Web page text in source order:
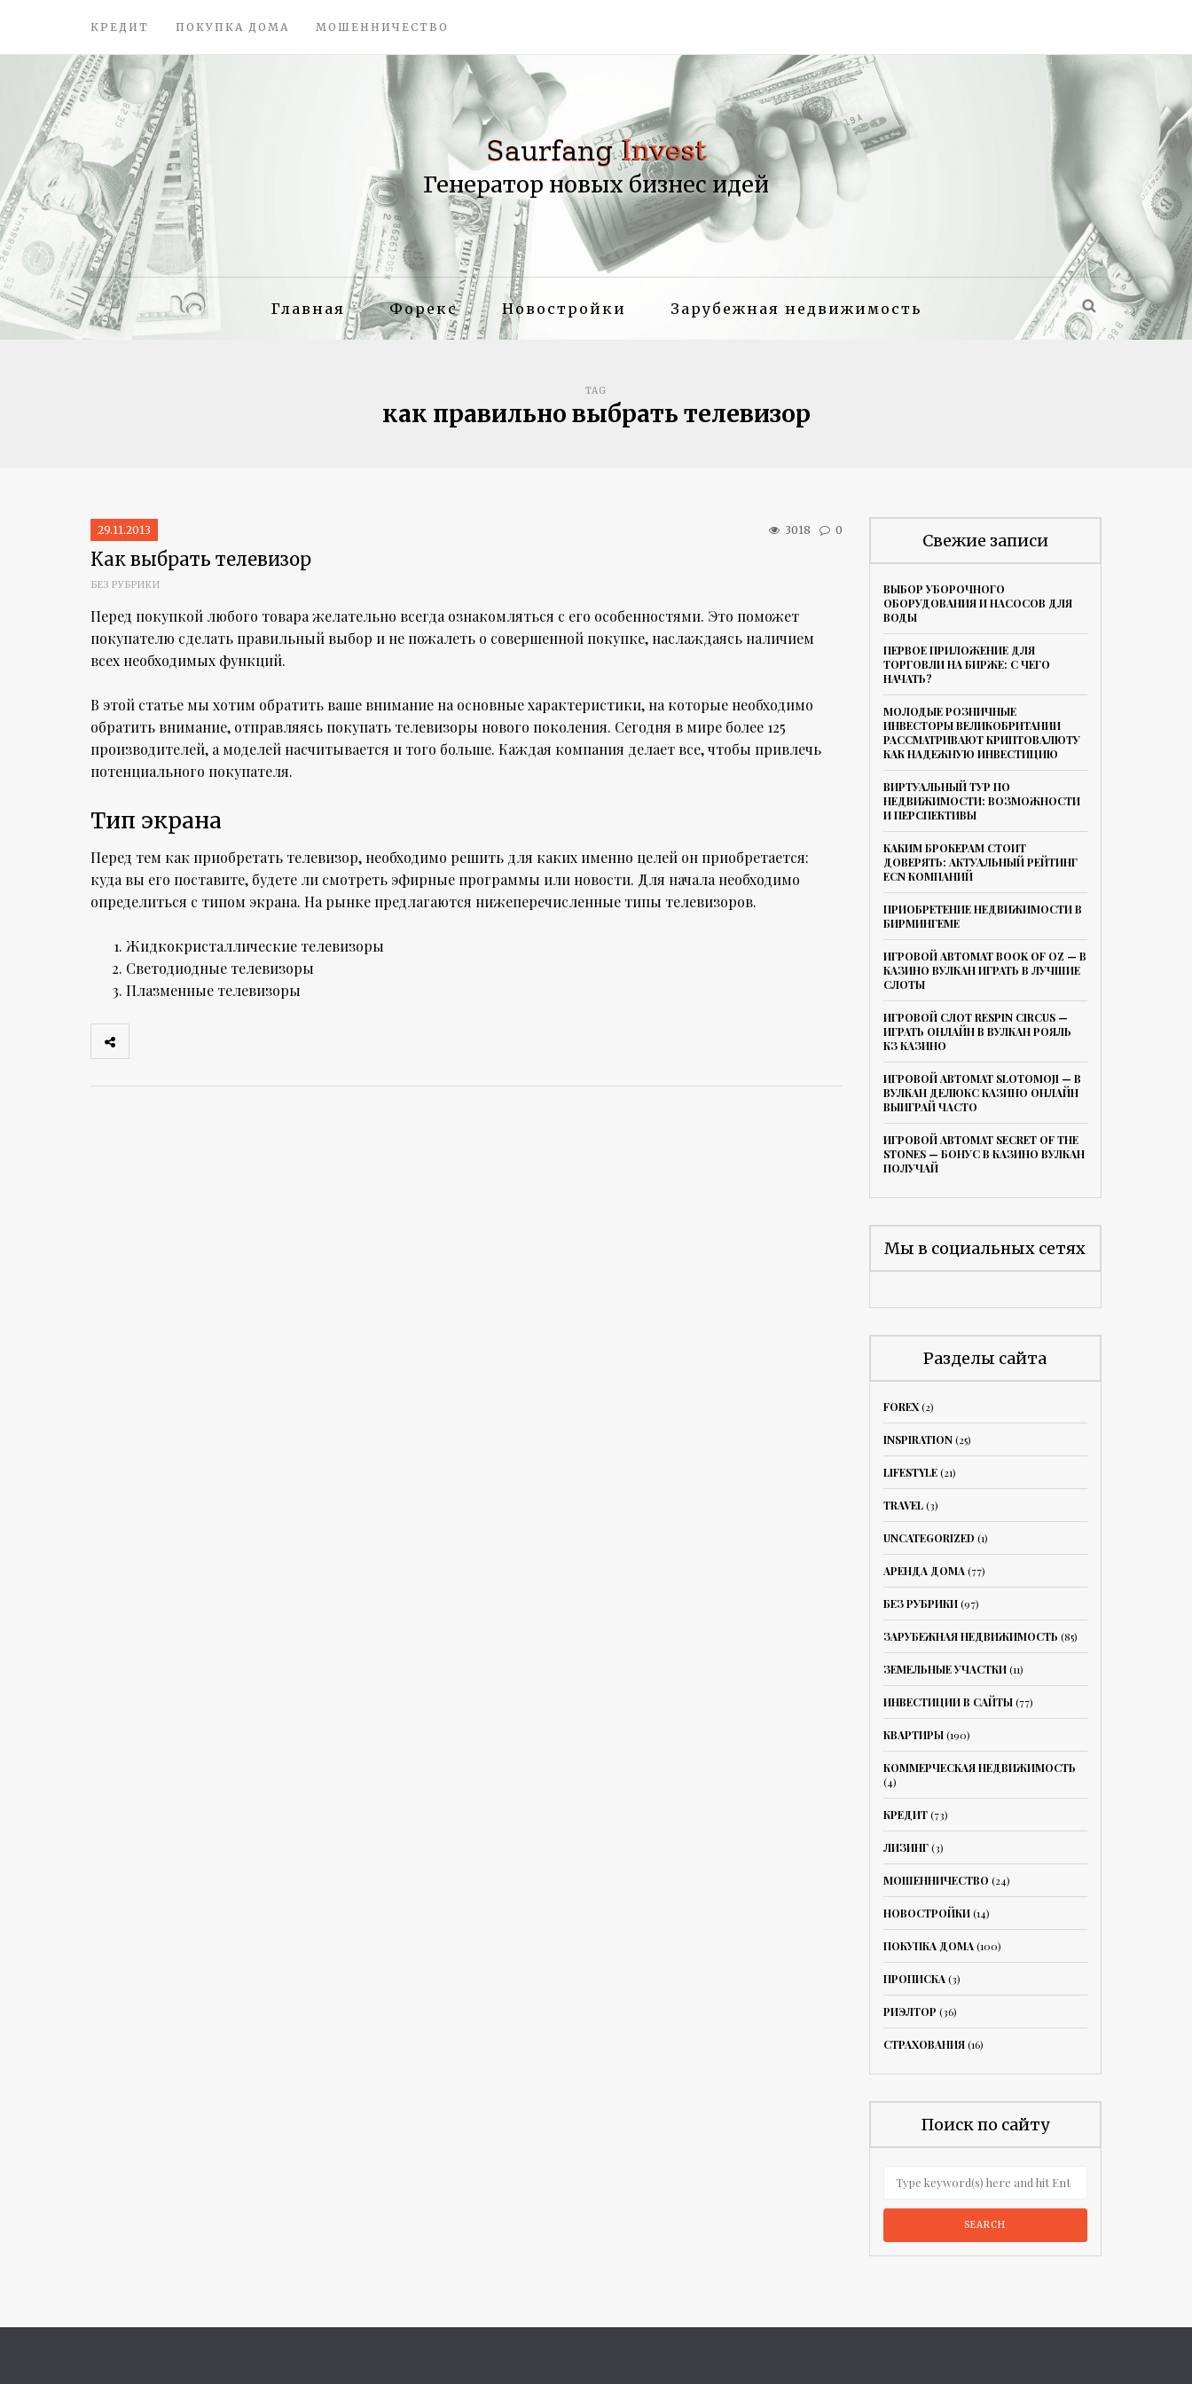
КРЕДИТ ПОКУПКА ДОМА МОШЕННИЧЕСТВО
Генератор новых бизнес идей
Главная Форекс Новостройки Зарубежная недвижимость
TAG
как правильно выбрать телевизор
29.11.2013 3018 0
Как выбрать телевизор
БЕЗ РУБРИКИ
Перед покупкой любого товара желательно всегда ознакомляться с его особенностями. Это поможет
покупателю сделать правильный выбор и не пожалеть о совершенной покупке, наслаждаясь наличием
всех необходимых функций.
В этой статье мы хотим обратить ваше внимание на основные характеристики, на которые необходимо
обратить внимание, отправляясь покупать телевизоры нового поколения. Сегодня в мире более 125
производителей, а моделей насчитывается и того больше. Каждая компания делает все, чтобы привлечь
потенциального покупателя.
Тип экрана
Перед тем как приобретать телевизор, необходимо решить для каких именно целей он приобретается:
куда вы его поставите, будете ли смотреть эфирные программы или новости. Для начала необходимо
определиться с типом экрана. На рынке предлагаются нижеперечисленные типы телевизоров.
Жидкокристаллические телевизоры
Светодиодные телевизоры
Плазменные телевизоры
Свежие записи
ВЫБОР УБОРОЧНОГО
ОБОРУДОВАНИЯ И НАСОСОВ ДЛЯ
ВОДЫ
ПЕРВОЕ ПРИЛОЖЕНИЕ ДЛЯ
ТОРГОВЛИ НА БИРЖЕ: С ЧЕГО
НАЧАТЬ?
МОЛОДЫЕ РОЗНИЧНЫЕ
ИНВЕСТОРЫ ВЕЛИКОБРИТАНИИ
РАССМАТРИВАЮТ КРИПТОВАЛЮТУ
КАК НАДЕЖНУЮ ИНВЕСТИЦИЮ
ВИРТУАЛЬНЫЙ ТУР ПО
НЕДВИЖИМОСТИ: ВОЗМОЖНОСТИ
И ПЕРСПЕКТИВЫ
КАКИМ БРОКЕРАМ СТОИТ
ДОВЕРЯТЬ: АКТУАЛЬНЫЙ РЕЙТИНГ
ECN КОМПАНИЙ
ПРИОБРЕТЕНИЕ НЕДВИЖИМОСТИ В
БИРМИНГЕМЕ
ИГРОВОЙ АВТОМАТ BOOK OF OZ — В
КАЗИНО ВУЛКАН ИГРАТЬ В ЛУЧШИЕ
СЛОТЫ
ИГРОВОЙ СЛОТ RESPIN CIRCUS —
ИГРАТЬ ОНЛАЙН В ВУЛКАН РОЯЛЬ
КЗ КАЗИНО
ИГРОВОЙ АВТОМАТ SLOTOMOJI — В
ВУЛКАН ДЕЛЮКС КАЗИНО ОНЛАЙН
ВЫИГРАЙ ЧАСТО
ИГРОВОЙ АВТОМАТ SECRET OF THE
STONES — БОНУС В КАЗИНО ВУЛКАН
ПОЛУЧАЙ
Мы в социальных сетях
Разделы сайта
FOREX(2)
INSPIRATION(25)
LIFESTYLE(21)
TRAVEL(3)
UNCATEGORIZED (1)
АРЕНДА ДОМА(77)
БЕЗ РУБРИКИ(97)
ЗАРУБЕЖНАЯ НЕДВИЖИМОСТЬ (85)
ЗЕМЕЛЬНЫЕ УЧАСТКИ(11)
ИНВЕСТИЦИИ В САЙТЫ(77)
КВАРТИРЫ(190)
КОММЕРЧЕСКАЯ НЕДВИЖИМОСТЬ
(4)
КРЕДИТ(73)
ЛИЗИНГ(3)
МОШЕННИЧЕСТВО (24)
НОВОСТРОЙКИ(14)
ПОКУПКА ДОМА(100)
ПРОПИСКА(3)
РИЭЛТОР (36)
СТРАХОВАНИЯ(16)
Поиск по сайту